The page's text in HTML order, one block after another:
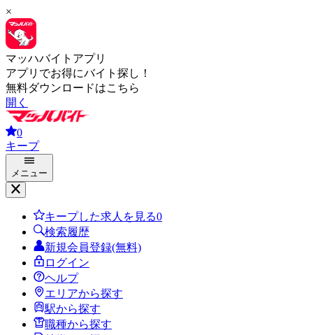
×
マッハバイトアプリ
アプリでお得にバイト探し！
無料ダウンロードはこちら
開く
0
キープ
メニュー
キープした求人を見る0
検索履歴
新規会員登録(無料)
ログイン
ヘルプ
エリアから探す
駅から探す
職種から探す